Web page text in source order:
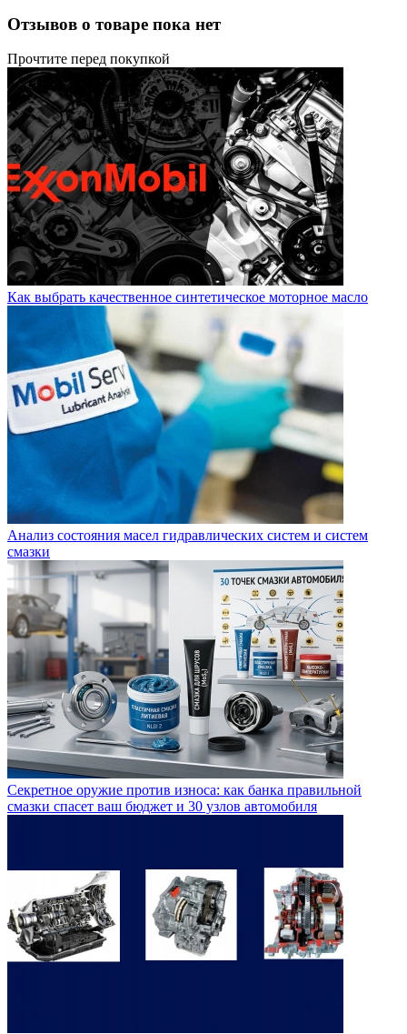
Отзывов о товаре пока нет
Прочтите перед покупкой
Как выбрать качественное синтетическое моторное масло
Анализ состояния масел гидравлических систем и систем
смазки
Секретное оружие против износа: как банка правильной
смазки спасет ваш бюджет и 30 узлов автомобиля